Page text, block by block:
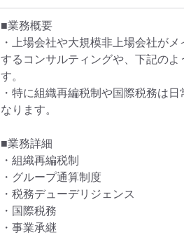
■業務概要
・上場会社や大規模非上場会社が
するコンサルティングや、下記の
す。
・特に組織再編税制や国際税務は
なります。
■業務詳細
・組織再編税制
・グループ通算制度
・税務デューデリジェンス
・国際税務
・事業承継